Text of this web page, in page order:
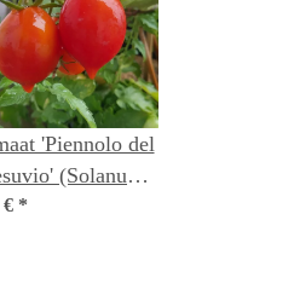
'Piennolo del
(Solanum
zaad
€ *